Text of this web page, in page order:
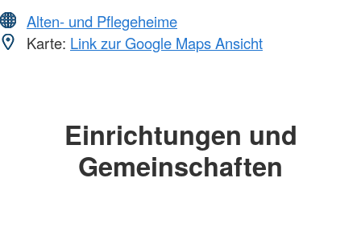
Alten- und Pflegeheime
Karte: Link zur Google Maps Ansicht
Einrichtungen und
Gemeinschaften